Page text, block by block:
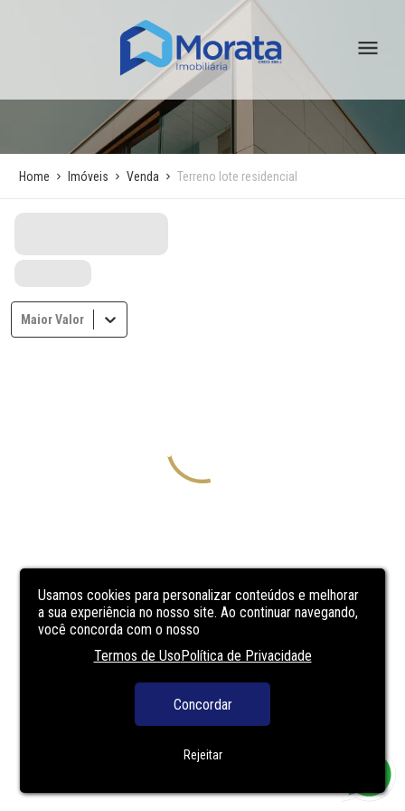
Usamos cookies para personalizar conteúdos e melhorar
a sua experiência no nosso site. Ao continuar navegando,
você concorda com o nosso
Termos de UsoPolítica de Privacidade
Concordar
Rejeitar
Home Imóveis Venda Terreno lote residencial
Maior Valor